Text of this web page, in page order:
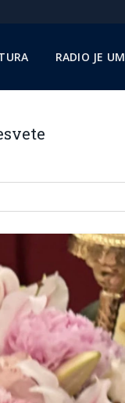
RADIO JE